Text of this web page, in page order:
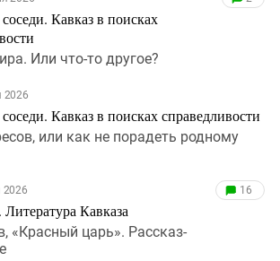
Кавказ в поисках
Или что-то другое?
2026
Кавказ в поисках справедливости
или как не порадеть родному
2026
Кавказа
16
«Красный царь». Рассказ-